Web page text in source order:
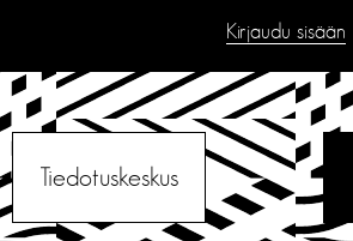
Kirjaudu sisään
Tiedotuskeskus